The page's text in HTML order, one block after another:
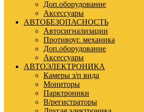
Доп.оборудование
Аксессуары
АВТОБЕЗОПАСНОСТЬ
Автосигнализации
Противоуг. механика
Доп.оборудование
Аксессуары
АВТОЭЛЕКТРОНИКА
Камеры з/п вида
Мониторы
Парктроники
В/регистраторы